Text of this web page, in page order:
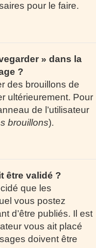
pour le faire.
» dans la
?
des brouillons de
ultérieurement. Pour
de l’utilisateur
brouillons).
être validé ?
que les
vous postez
d’être publiés. Il est
vous ait placé
doivent être